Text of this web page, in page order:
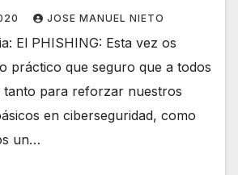
JOSE MANUEL NIETO
El PHISHING: Esta vez os
práctico que seguro que a todos
tanto para reforzar nuestros
en ciberseguridad, como
un…